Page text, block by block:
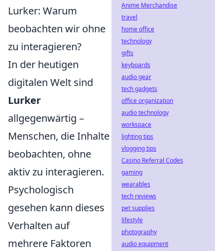
Lurker: Warum
beobachten wir ohne
zu interagieren?
In der heutigen
digitalen Welt sind
Lurker
allgegenwärtig –
Menschen, die Inhalte
beobachten, ohne
aktiv zu interagieren.
Psychologisch
gesehen kann dieses
Verhalten auf
mehrere Faktoren
Anime Merchandise
travel
home office
technology
gifts
keyboards
audio gear
tech gadgets
office organization
audio technology
workspace
lighting tips
vlogging tips
Casino Referral Codes
gaming
wearables
tech reviews
pet supplies
lifestyle
photography
audio equipment